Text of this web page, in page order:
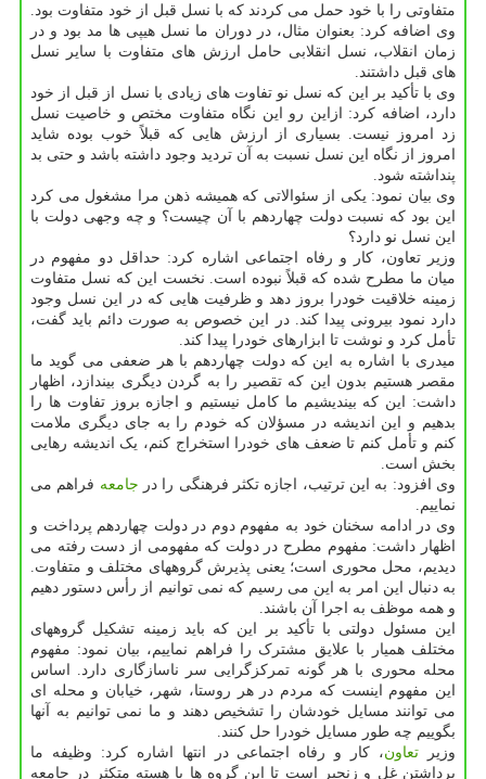
متفاوتی را با خود حمل می کردند که با نسل قبل از خود متفاوت بود.
وی اضافه کرد: بعنوان مثال، در دوران ما نسل هیپی ها مد بود و در
زمان انقلاب، نسل انقلابی حامل ارزش های متفاوت با سایر نسل
های قبل داشتند.
وی با تأکید بر این که نسل نو تفاوت های زیادی با نسل از قبل از خود
دارد، اضافه کرد: ازاین رو این نگاه متفاوت مختص و خاصیت نسل
زد امروز نیست. بسیاری از ارزش هایی که قبلاً خوب بوده شاید
امروز از نگاه این نسل نسبت به آن تردید وجود داشته باشد و حتی بد
پنداشته شود.
وی بیان نمود: یکی از سئوالاتی که همیشه ذهن مرا مشغول می کرد
این بود که نسبت دولت چهاردهم با آن چیست؟ و چه وجهی دولت با
این نسل نو دارد؟
وزیر تعاون، کار و رفاه اجتماعی اشاره کرد: حداقل دو مفهوم در
میان ما مطرح شده که قبلاً نبوده است. نخست این که نسل متفاوت
زمینه خلاقیت خودرا بروز دهد و ظرفیت هایی که در این نسل وجود
دارد نمود بیرونی پیدا کند. در این خصوص به صورت دائم باید گفت،
تأمل کرد و نوشت تا ابزارهای خودرا پیدا کند.
میدری با اشاره به این که دولت چهاردهم با هر ضعفی می گوید ما
مقصر هستیم بدون این که تقصیر را به گردن دیگری بیندازد، اظهار
داشت: این که بیندیشیم ما کامل نیستیم و اجازه بروز تفاوت ها را
بدهیم و این اندیشه در مسؤلان که خودم را به جای دیگری ملامت
کنم و تأمل کنم تا ضعف های خودرا استخراج کنم، یک اندیشه رهایی
بخش است.
وی افزود: به این ترتیب، اجازه تکثر فرهنگی را در جامعه فراهم می
نماییم.
وی در ادامه سخنان خود به مفهوم دوم در دولت چهاردهم پرداخت و
اظهار داشت: مفهوم مطرح در دولت که مفهومی از دست رفته می
دیدیم، محل محوری است؛ یعنی پذیرش گروههای مختلف و متفاوت.
به دنبال این امر به این می رسیم که نمی توانیم از رأس دستور دهیم
و همه موظف به اجرا آن باشند.
این مسئول دولتی با تأکید بر این که باید زمینه تشکیل گروههای
مختلف همیار با علایق مشترک را فراهم نماییم، بیان نمود: مفهوم
محله محوری با هر گونه تمرکزگرایی سر ناسازگاری دارد. اساس
این مفهوم اینست که مردم در هر روستا، شهر، خیابان و محله ای
می توانند مسایل خودشان را تشخیص دهند و ما نمی توانیم به آنها
بگوییم چه طور مسایل خودرا حل کنند.
وزیر تعاون، کار و رفاه اجتماعی در انتها اشاره کرد: وظیفه ما
برداشتن غل و زنجیر است تا این گروه ها با هسته متکثر در جامعه